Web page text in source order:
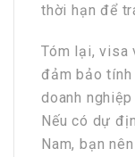
thời hạn để
Tóm lại, visa
đảm bảo tính
doanh
Nếu có dự
Nam, bạn